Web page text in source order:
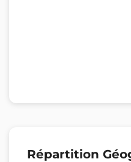
Répartition